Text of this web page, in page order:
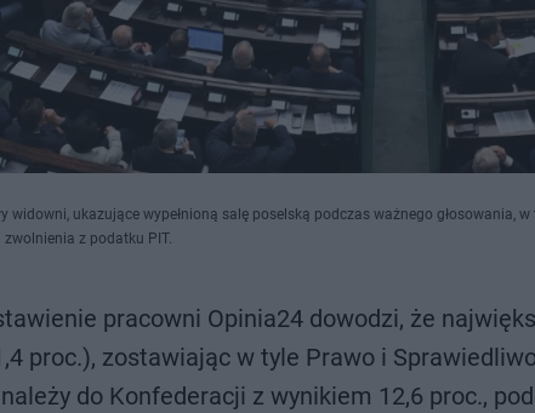
widowni, ukazujące wypełnioną salę poselską podczas ważnego głosowania,
z podatku PIT.
pracowni Opinia24 dowodzi, że
proc.), zostawiając w tyle Prawo i
do Konfederacji z wynikiem 12,6 proc.,